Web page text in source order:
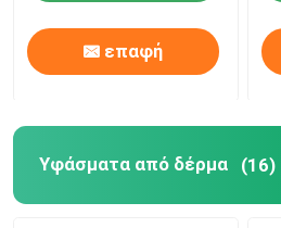
επαφή
Υφάσματα από δέρμα (16)